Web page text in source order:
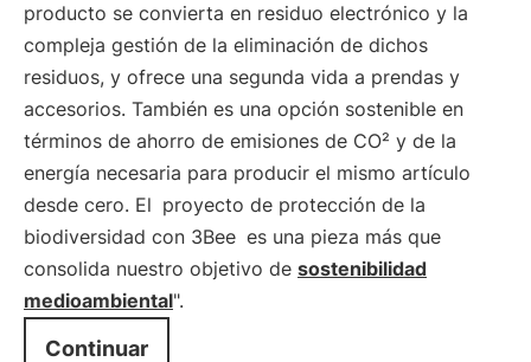
producto se convierta en residuo electrónico y la
compleja gestión de la eliminación de dichos
residuos, y ofrece una segunda vida a prendas y
accesorios. También es una opción sostenible en
términos de ahorro de emisiones de CO² y de la
energía necesaria para producir el mismo artículo
desde cero. El proyecto de protección de la
biodiversidad con 3Bee es una pieza más que
consolida nuestro objetivo de sostenibilidad
medioambiental".
Continuar